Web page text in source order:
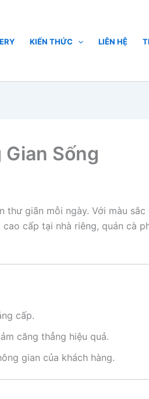
KIẾN THỨC LIÊN HỆ
Sống
giãn mỗi ngày. Với màu sắc
cấp tại nhà riêng, quán cà
cấp.
căng thẳng hiệu quả.
gian của khách hàng.